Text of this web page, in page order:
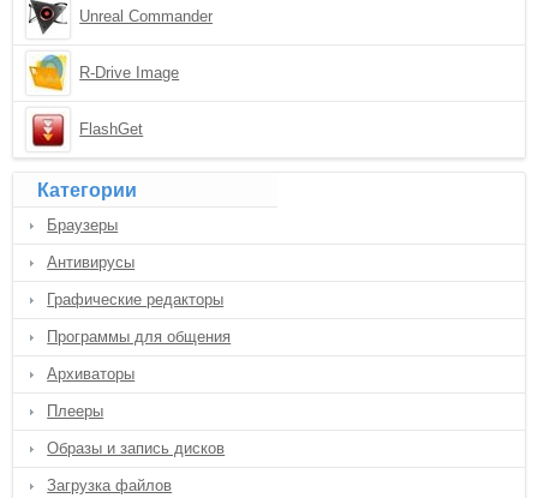
Unreal Commander
R-Drive Image
FlashGet
Категории
Браузеры
Антивирусы
Графические редакторы
Программы для общения
Архиваторы
Плееры
Образы и запись дисков
Загрузка файлов